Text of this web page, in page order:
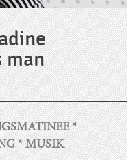
man
*
* MUSIK